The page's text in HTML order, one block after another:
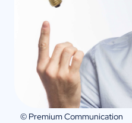
© Premium Communication